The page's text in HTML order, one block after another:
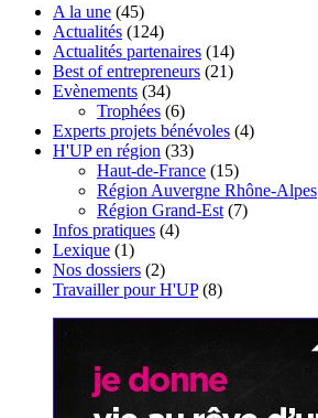
A la une (45)
Actualités (124)
Actualités partenaires (14)
Best of entrepreneurs (21)
Evènements (34)
Trophées (6)
Experts projets bénévoles (4)
H'UP en région (33)
Haut-de-France (15)
Région Auvergne Rhône-Alpes
Région Grand-Est (7)
Infos pratiques (4)
Lexique (1)
Nos dossiers (2)
Travailler pour H'UP(8)